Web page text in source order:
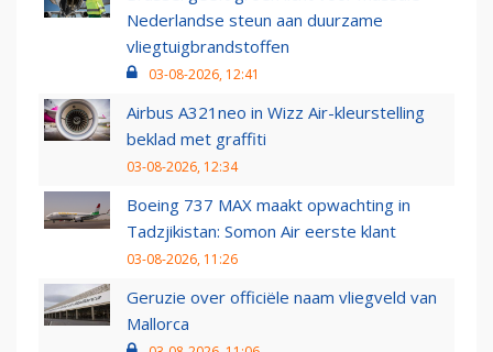
Nederlandse steun aan duurzame
vliegtuigbrandstoffen
03-08-2026, 12:41
Airbus A321neo in Wizz Air-kleurstelling
beklad met graffiti
03-08-2026, 12:34
Boeing 737 MAX maakt opwachting in
Tadzjikistan: Somon Air eerste klant
03-08-2026, 11:26
Geruzie over officiële naam vliegveld van
Mallorca